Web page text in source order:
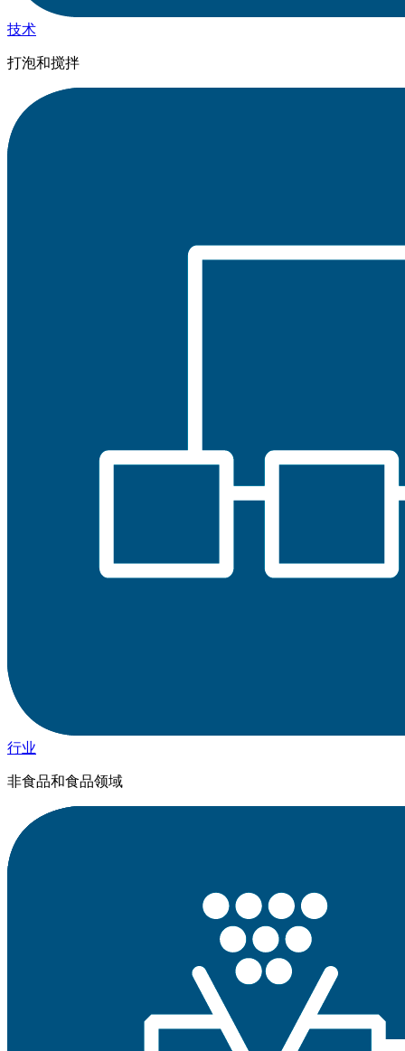
技术
打泡和搅拌
行业
非食品和食品领域